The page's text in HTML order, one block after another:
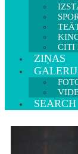
CITI
ZIŅAS
SEARCH